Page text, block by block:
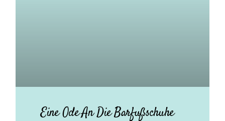
Eine Ode An Die Barfußschuhe